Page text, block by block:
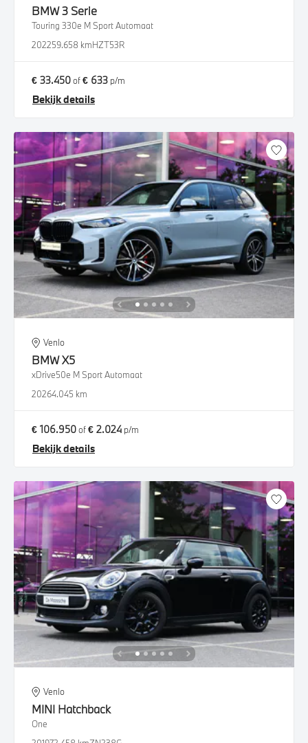
BMW3 Serie
Touring 330e M Sport Automaat
202259.658 kmHZT53R
€ 33.450of€ 633 p/m
Bekijk details
Venlo
BMWX5
xDrive50e M Sport Automaat
20264.045 km
€ 106.950of€ 2.024 p/m
Bekijk details
Venlo
MINI Hatchback
One